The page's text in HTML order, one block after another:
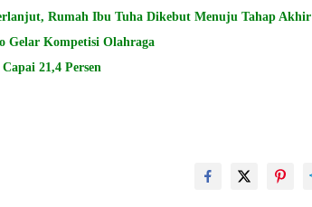
Rumah Ibu Tuha Dikebut Menuju Tahap Akhir
Gelar Kompetisi Olahraga
21,4 Persen